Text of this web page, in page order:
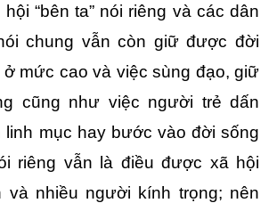
“bên ta” nói riêng và các dân
chung vẫn còn giữ được đời
ở mức cao và việc sùng đạo, giữ
cũng như việc người trẻ dấn
linh mục hay bước vào đời sống
riêng vẫn là điều được xã hội
và nhiều người kính trọng; nên